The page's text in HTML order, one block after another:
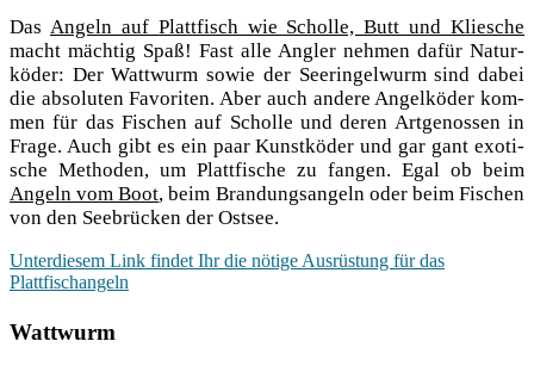
Das Angeln auf Platt­fisch wie Schol­le, Butt und Kliesche
macht mäch­tig Spaß! Fast alle Ang­ler neh­men dafür Natur­
kö­der: Der Watt­wurm sowie der See­rin­gel­wurm sind dabei
die abso­lu­ten Favo­ri­ten. Aber auch ande­re Angel­kö­der kom­
men für das Fischen auf Schol­le und deren Art­ge­nos­sen in
Fra­ge. Auch gibt es ein paar Kunst­kö­der und gar gant exo­ti­
sche Metho­den, um Platt­fi­sche zu fan­gen. Egal ob beim
Angeln vom Boot, beim Bran­dungs­an­geln oder beim Fischen
von den See­brü­cken der Ostsee.
Unter­die­sem Link fin­det Ihr die nöti­ge Aus­rüs­tung für das
Plattfischangeln
Wattwurm